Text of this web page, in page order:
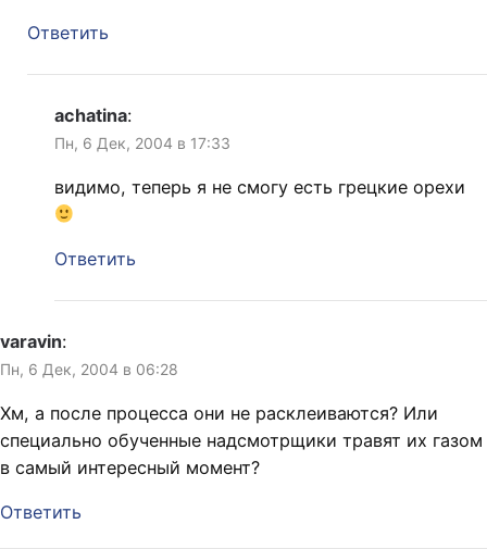
Ответить
achatina:
Пн, 6 Дек, 2004 в 17:33
видимо, теперь я не смогу есть грецкие орехи
Ответить
varavin:
Пн, 6 Дек, 2004 в 06:28
Хм, а после процесса они не расклеиваются? Или
специально обученные надсмотрщики травят их газом
в самый интересный момент?
Ответить